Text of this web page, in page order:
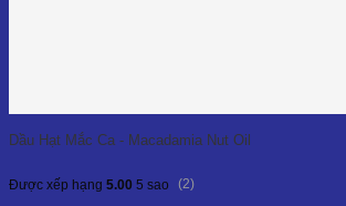
Dầu Hạt Mắc Ca - Macadamia Nut Oil
Được xếp hạng 5.00 5 sao (2)